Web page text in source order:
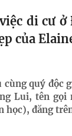
di cư
của
quý độc
Lui, tên gọi
học), đăng